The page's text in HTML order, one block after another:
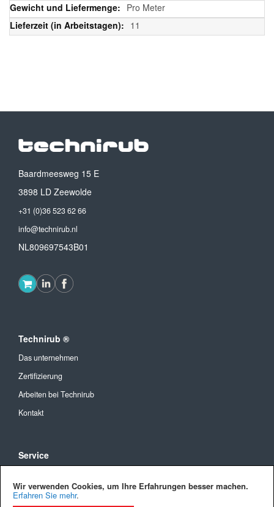
Wir verwenden Cookies, um Ihre Erfahrungen besser machen.
Erfahren Sie mehr.
Pro Meter
11
Baardmeesweg 15 E
3898 LD Zeewolde
+31 (0)36 523 62 66
info@technirub.nl
NL809697543B01
Technirub ®
Das unternehmen
Zertifizierung
Arbeiten bei Technirub
Kontakt
Service
Versandkosten und Lieferung